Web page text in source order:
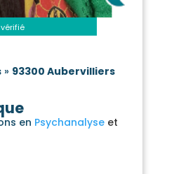
» 93300 Aubervilliers
en Psychanalyse